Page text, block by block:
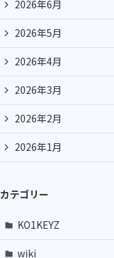
2026年6月
2026年5月
2026年4月
2026年3月
2026年2月
2026年1月
カテゴリー
KO1KEYZ
wiki